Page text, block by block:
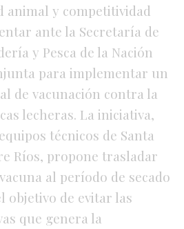
animal y competitividad
ante la Secretaría de
y Pesca de la Nación
para implementar un
de vacunación contra la
lecheras. La iniciativa,
técnicos de Santa
Ríos, propone trasladar
al período de secado
objetivo de evitar las
que genera la